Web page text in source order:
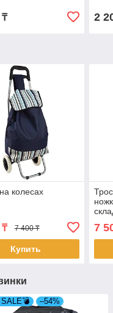
2
колесах
7 400 ₸
Купить
7
–54%